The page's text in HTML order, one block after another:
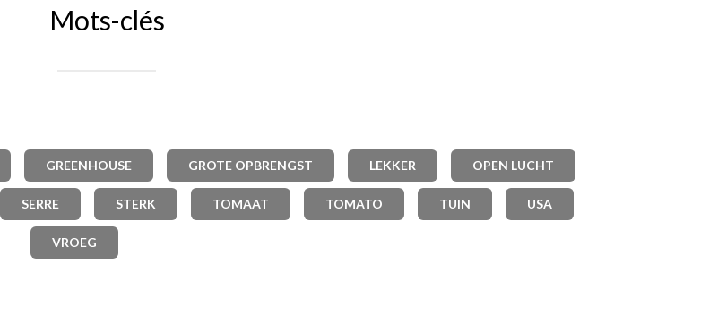
Mots-clés
GREENHOUSE GROTE OPBRENGST LEKKER OPEN LUCHT
SERRE STERK TOMAAT TOMATO TUIN USA
VROEG